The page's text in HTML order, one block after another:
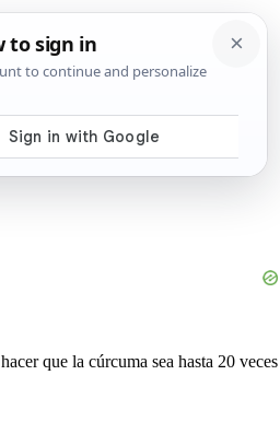
combinándola con pimienta
23 abril, 2025 Estilo de Vida
que la cúrcuma sea hasta 20 veces